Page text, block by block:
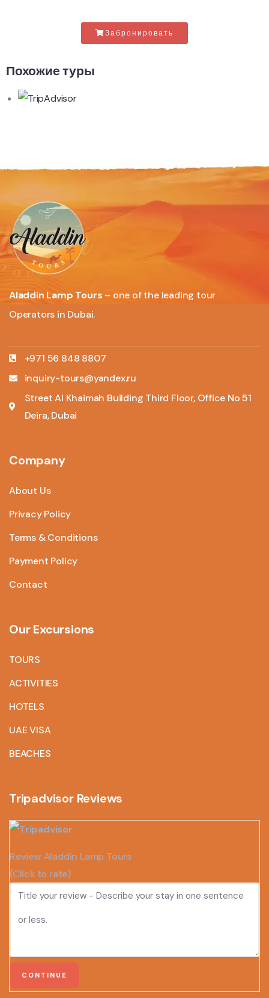
Забронировать
Похожие туры​
Aladdin Lamp Tours – one of the leading tour
Operators in Dubai.
+971 56 848 8807
inquiry-tours@yandex.ru
Street Al Khaimah Building Third Floor, Office No 51
Deira, Dubai
Company
About Us
Privacy Policy
Terms & Conditions
Payment Policy
Contact
Our Excursions
TOURS
ACTIVITIES
HOTELS
UAE VISA
BEACHES
Tripadvisor Reviews
Review Aladdin Lamp Tours
(Click to rate)